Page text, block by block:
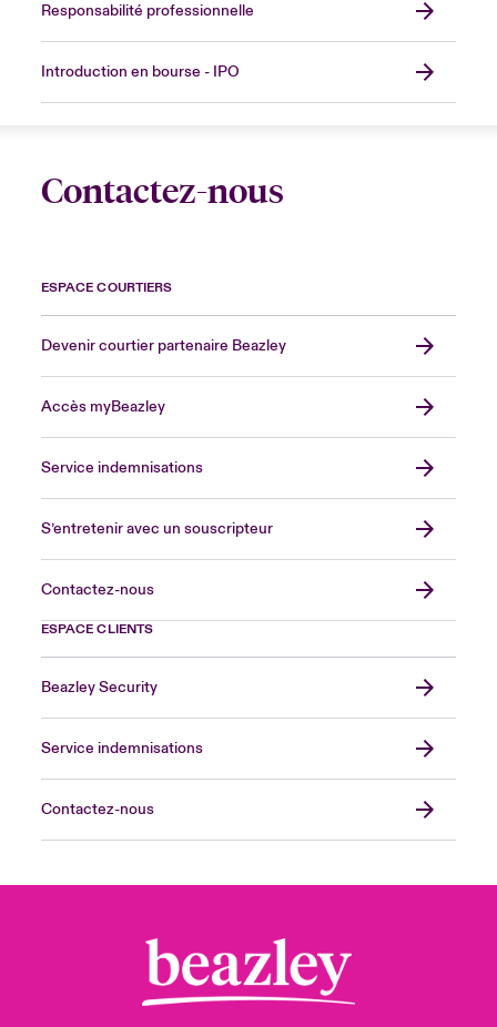
Responsabilité professionnelle
Introduction en bourse - IPO
Contactez-nous
ESPACE COURTIERS
Devenir courtier partenaire Beazley
Accès myBeazley
Service indemnisations
S’entretenir avec un souscripteur
Contactez-nous
ESPACE CLIENTS
Beazley Security
Service indemnisations
Contactez-nous